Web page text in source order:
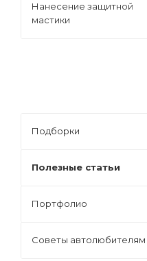
Нанесение защитной
мастики
Подборки
Полезные статьи
Портфолио
Советы автолюбителям